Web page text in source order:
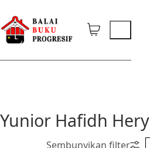
Yunior Hafidh Hery